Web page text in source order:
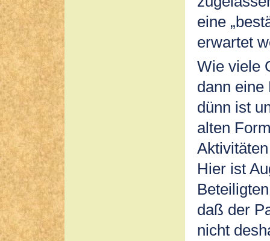
eine
erwartet
Wie viele
dann eine
dünn ist
alten
Hier ist
daß der
nicht